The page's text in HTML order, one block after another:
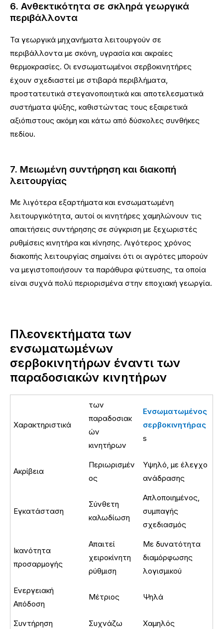
6. Ανθεκτικότητα σε σκληρά γεωργικά
περιβάλλοντα
Τα γεωργικά μηχανήματα λειτουργούν σε
περιβάλλοντα με σκόνη, υγρασία και ακραίες
θερμοκρασίες. Οι ενσωματωμένοι σερβοκινητήρες
έχουν σχεδιαστεί με στιβαρά περιβλήματα,
προστατευτικά στεγανοποιητικά και αποτελεσματικά
συστήματα ψύξης, καθιστώντας τους εξαιρετικά
αξιόπιστους ακόμη και κάτω από δύσκολες συνθήκες
πεδίου.
7. Μειωμένη συντήρηση και διακοπή
λειτουργίας
Με λιγότερα εξαρτήματα και ενσωματωμένη
λειτουργικότητα, αυτοί οι κινητήρες χαμηλώνουν τις
απαιτήσεις συντήρησης σε σύγκριση με ξεχωριστές
ρυθμίσεις κινητήρα και κίνησης. Λιγότερος χρόνος
διακοπής λειτουργίας σημαίνει ότι οι αγρότες μπορούν
να μεγιστοποιήσουν τα παράθυρα φύτευσης, τα οποία
είναι συχνά πολύ περιορισμένα στην εποχιακή γεωργία.
Πλεονεκτήματα των
ενσωματωμένων
σερβοκινητήρων έναντι των
παραδοσιακών κινητήρων
Χαρακτηριστικά
των
παραδοσιακ
ών
κινητήρων
Ενσωματωμένος
σερβοκινητήρας
s
Ακρίβεια
Περιωρισμέν
ος
Υψηλό, με έλεγχο
ανάδρασης
Εγκατάσταση
Σύνθετη
καλωδίωση
Απλοποιημένος,
συμπαγής
σχεδιασμός
Ικανότητα
προσαρμογής
Απαιτεί
χειροκίνητη
ρύθμιση
Με δυνατότητα
διαμόρφωσης
λογισμικού
Ενεργειακή
Απόδοση
Μέτριος Ψηλά
Συντήρηση Συχνάζω Χαμηλός